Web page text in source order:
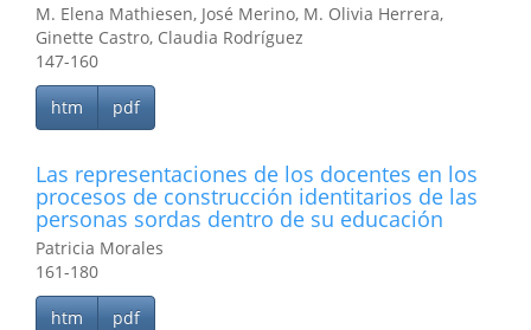
M. Elena Mathiesen, José Merino, M. Olivia Herrera,
Ginette Castro, Claudia Rodríguez
147-160
htm pdf
Las representaciones de los docentes en los
procesos de construcción identitarios de las
personas sordas dentro de su educación
Patricia Morales
161-180
htm pdf